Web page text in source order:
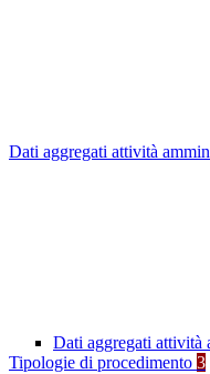
Dati aggregati attività
Dati aggregati attività
Tipologie di procedimento 3